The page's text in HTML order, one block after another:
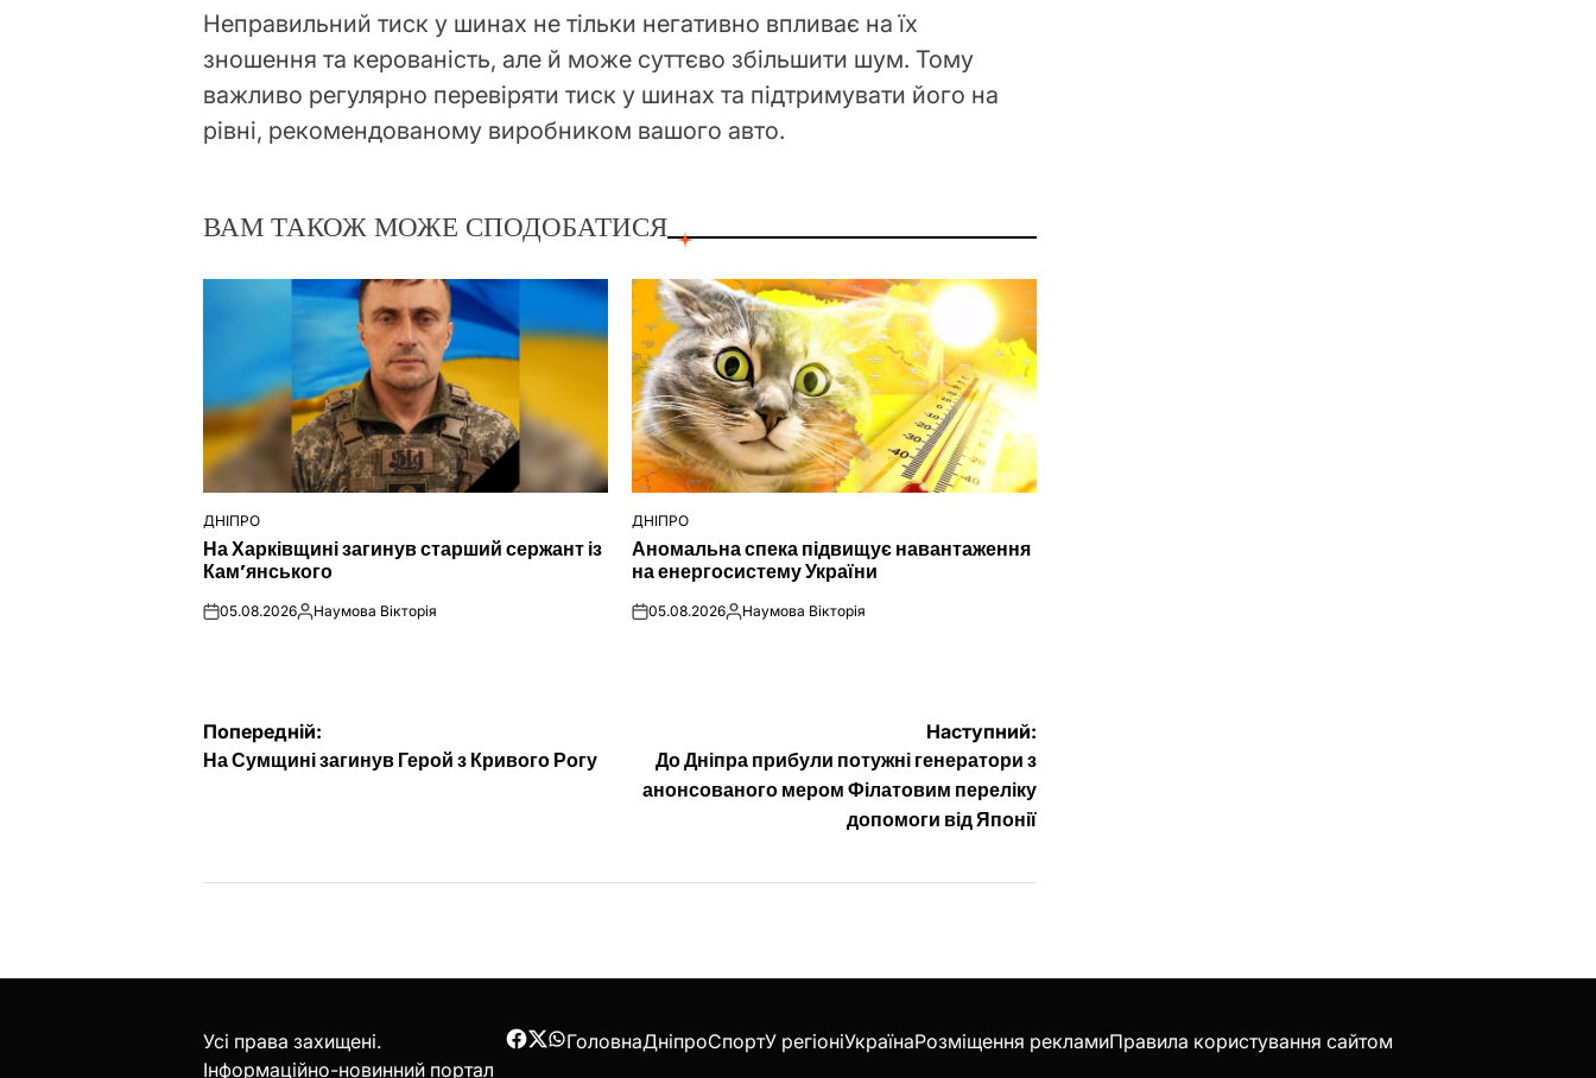
Неправильний тиск у шинах не тільки негативно впливає на їх
зношення та керованість, але й може суттєво збільшити шум. Тому
важливо регулярно перевіряти тиск у шинах та підтримувати його на
рівні, рекомендованому виробником вашого авто.
ВАМ ТАКОЖ МОЖЕ СПОДОБАТИСЯ
ОПУБЛІКУВАТИ
У
ДНІПРО
На Харківщині загинув старший сержант із
Кам’янського
on05.08.2026Опубліковано
Наумова Вікторія
ОПУБЛІКУВАТИ
У
ДНІПРО
Аномальна спека підвищує навантаження
на енергосистему України
on05.08.2026Опубліковано
Наумова Вікторія
Навігація
Попередній:
На Сумщині загинув Герой з Кривого Рогу
Наступний:
До Дніпра прибули потужні генератори з
анонсованого мером Філатовим переліку
допомоги від Японії
Усі права захищені.
Інформаційно-новинний портал
Facebook
Twitter
WhatsApp
ГоловнаДніпроСпортУ регіоніУкраїнаРозміщення рекламиПравила користування сайтом